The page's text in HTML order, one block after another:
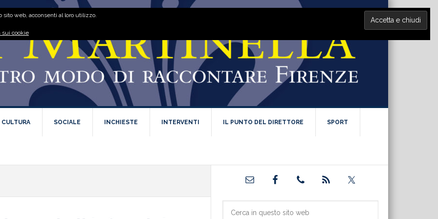
CULTURA SOCIALE INCHIESTE INTERVENTI IL PUNTO DEL DIRETTORE SPORT
Barra
primaria
web, acconsenti al loro utilizzo.
sui cookie